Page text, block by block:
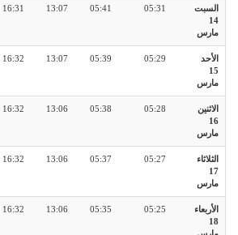
السبت
14
مارس
05:31
05:41
13:07
16:31
الأحد
15
مارس
05:29
05:39
13:07
16:32
الاثنين
16
مارس
05:28
05:38
13:06
16:32
الثلاثاء
17
مارس
05:27
05:37
13:06
16:32
الأربعاء
18
05:25
05:35
13:06
16:32